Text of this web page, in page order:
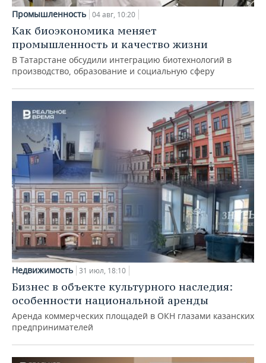
Промышленность 04 авг, 10:20
Как биоэкономика меняет
промышленность и качество жизни
В Татарстане обсудили интеграцию биотехнологий в
производство, образование и социальную сферу
Недвижимость 31 июл, 18:10
Бизнес в объекте культурного наследия:
особенности национальной аренды
Аренда коммерческих площадей в ОКН глазами казанских
предпринимателей